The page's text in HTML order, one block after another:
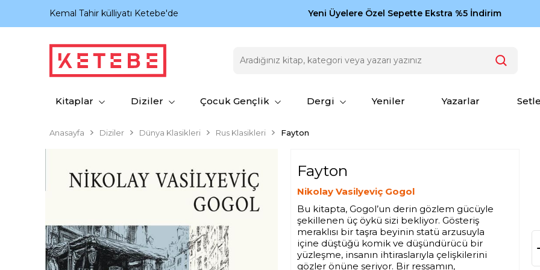
Kemal Tahir külliyatı Ketebe'de Zamansız eserler Ketebe'de: Cengiz Aytmatov
Yeni Üyelere Özel Sepette Ekstra %5 İndirim
Kitaplar Diziler Çocuk Gençlik Dergi Yeniler Yazarlar
Anasayfa Diziler Dünya Klasikleri Rus Klasikleri Fayton
Fayton
Nikolay Vasilyeviç Gogol
Bu kitapta, Gogol’un derin gözlem gücüyle
şekillenen üç öykü sizi bekliyor. Gösteriş
meraklısı bir taşra beyinin statü arzusuyla
içine düştüğü komik ve düşündürücü bir
yüzleşme, insanın ihtiraslarıyla çelişkilerini
gözler önüne seriyor. Bir ressamın,